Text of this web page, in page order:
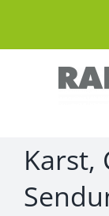
springen
Karst,